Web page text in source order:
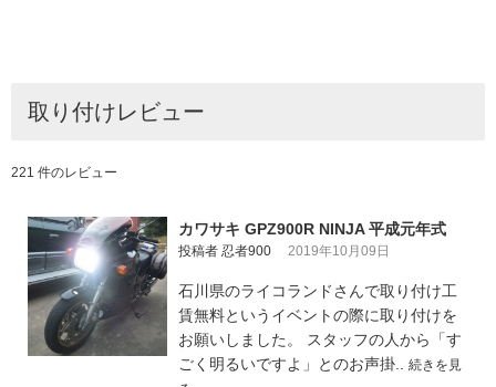
取り付けレビュー
221 件のレビュー
カワサキ GPZ900R NINJA 平成元年式
投稿者 忍者900 2019年10月09日
石川県のライコランドさんで取り付け工
賃無料というイベントの際に取り付けを
お願いしました。 スタッフの人から「す
ごく明るいですよ」とのお声掛.. 続きを見